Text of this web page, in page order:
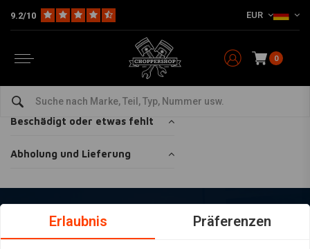
9.2/10 EUR
0
Home Kundenservice
Sendungen und Verzögerungen
Beschädigt oder etwas fehlt
Abholung und Lieferung
Immer auf dem Laufenden bleiben?
Erlaubnis Präferenzen